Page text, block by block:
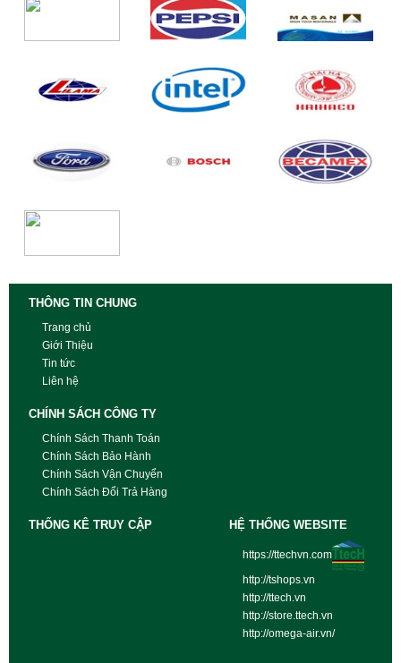
THÔNG TIN CHUNG
Trang chủ
Giới Thiệu
Tin tức
Liên hệ
CHÍNH SÁCH CÔNG TY
Chính Sách Thanh Toán
Chính Sách Bảo Hành
Chính Sách Vận Chuyển
Chính Sách Đổi Trả Hàng
THỐNG KÊ TRUY CẬP HỆ THỐNG WEBSITE
https://ttechvn.com
http://tshops.vn
http://ttech.vn
http://store.ttech.vn
http://omega-air.vn/